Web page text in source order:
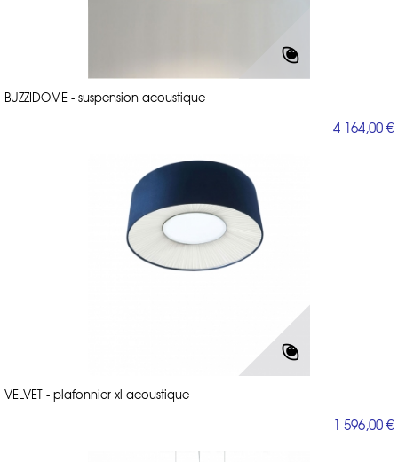
BUZZIDOME - suspension acoustique
4 164,00 €
VELVET - plafonnier xl acoustique
1 596,00 €